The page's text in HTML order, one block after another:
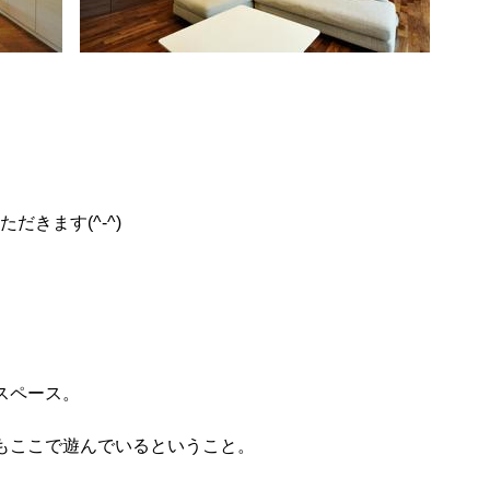
だきます(^-^)
ース。
こで遊んでいるということ。